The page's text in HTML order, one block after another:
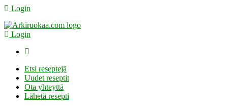
Login
Login
Etsi reseptejä
Uudet reseptit
Ota yhteyttä
Lähetä resepti